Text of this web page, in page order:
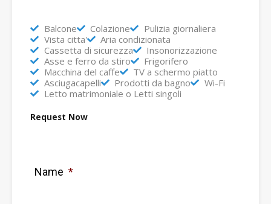
Balcone Colazione
Pulizia giornaliera
Vista citta'
Aria condizionata
Cassetta di sicurezza
Insonorizzazione
Asse e ferro da stiro
Frigorifero
Macchina del caffe
TV a schermo piatto
Asciugacapelli
Prodotti da bagno
Wi-Fi
Letto matrimoniale o Letti singoli
Request Now
Name *